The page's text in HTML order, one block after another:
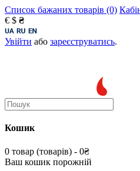
Список бажаних товарів (0)
€ $ ₴
Увійти або зареєструватись.
Кошик
0 товар (товарів) - 0₴
Ваш кошик порожній